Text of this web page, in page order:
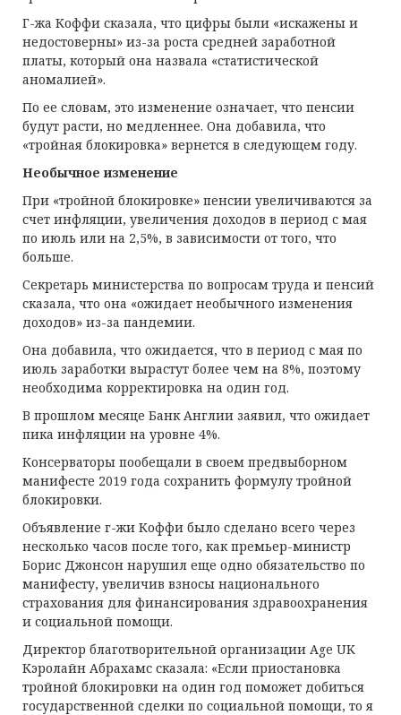
Г-жа Коффи сказала, что цифры были «искажены и
недостоверны» из-за роста средней заработной
платы, который она назвала «статистической
аномалией».
По ее словам, это изменение означает, что пенсии
будут расти, но медленнее. Она добавила, что
«тройная блокировка» вернется в следующем году.
Необычное изменение
При «тройной блокировке» пенсии увеличиваются за
счет инфляции, увеличения доходов в период с мая
по июль или на 2,5%, в зависимости от того, что
больше.
Секретарь министерства по вопросам труда и пенсий
сказала, что она «ожидает необычного изменения
доходов» из-за пандемии.
Она добавила, что ожидается, что в период с мая по
июль заработки вырастут более чем на 8%, поэтому
необходима корректировка на один год.
В прошлом месяце Банк Англии заявил, что ожидает
пика инфляции на уровне 4%.
Консерваторы пообещали в своем предвыборном
манифесте 2019 года сохранить формулу тройной
блокировки.
Объявление г-жи Коффи было сделано всего через
несколько часов после того, как премьер-министр
Борис Джонсон нарушил еще одно обязательство по
манифесту, увеличив взносы национального
страхования для финансирования здравоохранения
и социальной помощи.
Директор благотворительной организации Age UK
Кэролайн Абрахамс сказала: «Если приостановка
тройной блокировки на один год поможет добиться
государственной сделки по социальной помощи, то я